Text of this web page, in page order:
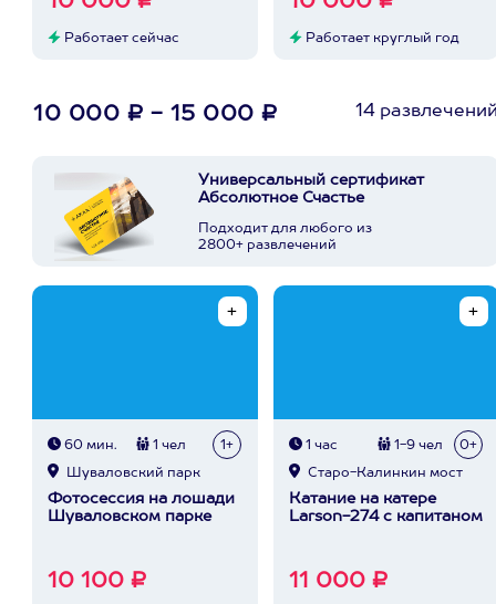
Работает сейчас Работает круглый год
10 000 ₽ - 15 000 ₽ 14
Универсальный сертификат
Абсолютное Счастье
Подходит для любого из
2800+ развлечений
60 мин. 1 чел 1+
Шуваловский парк
Фотосессия на лошади
Шуваловском парке
10 100 ₽
1 час 1-9 чел 0+
Старо-Калинкин мост
Катание на катере
Larson-274 с капитаном
11 000 ₽